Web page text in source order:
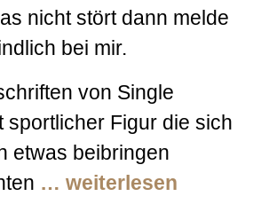
nicht stört dann melde
bei mir.
von Single
sportlicher Figur die sich
etwas beibringen
… weiterlesen